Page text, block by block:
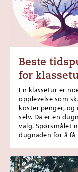
Beste
for
En klassetur er
opplevelse som
koster penger, og
selv. Da er en
valg. Spørsmålet
dugnaden for å